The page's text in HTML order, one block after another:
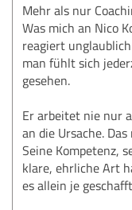
Mehr als nur
Was mich an Nico
reagiert
man fühlt sich
gesehen.
Er arbeitet nie nur
an die Ursache.
Seine Kompetenz,
klare, ehrliche Art
es allein je